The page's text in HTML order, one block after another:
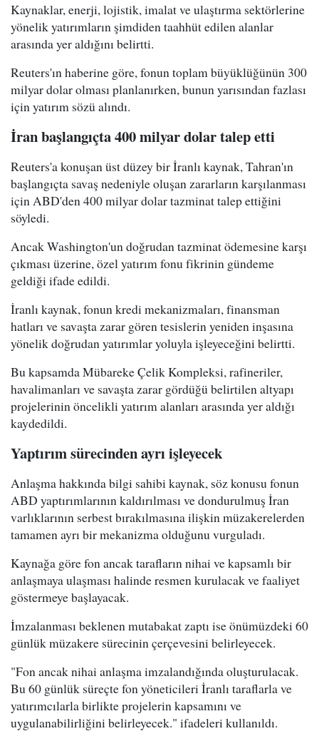
Kaynaklar, enerji, lojistik, imalat ve ulaştırma sektörlerine
yönelik yatırımların şimdiden taahhüt edilen alanlar
arasında yer aldığını belirtti.
Reuters'ın haberine göre, fonun toplam büyüklüğünün 300
milyar dolar olması planlanırken, bunun yarısından fazlası
için yatırım sözü alındı.
İran başlangıçta 400 milyar dolar talep etti
Reuters'a konuşan üst düzey bir İranlı kaynak, Tahran'ın
başlangıçta savaş nedeniyle oluşan zararların karşılanması
için ABD'den 400 milyar dolar tazminat talep ettiğini
söyledi.
Ancak Washington'un doğrudan tazminat ödemesine karşı
çıkması üzerine, özel yatırım fonu fikrinin gündeme
geldiği ifade edildi.
İranlı kaynak, fonun kredi mekanizmaları, finansman
hatları ve savaşta zarar gören tesislerin yeniden inşasına
yönelik doğrudan yatırımlar yoluyla işleyeceğini belirtti.
Bu kapsamda Mübareke Çelik Kompleksi, rafineriler,
havalimanları ve savaşta zarar gördüğü belirtilen altyapı
projelerinin öncelikli yatırım alanları arasında yer aldığı
kaydedildi.
Yaptırım sürecinden ayrı işleyecek
Anlaşma hakkında bilgi sahibi kaynak, söz konusu fonun
ABD yaptırımlarının kaldırılması ve dondurulmuş İran
varlıklarının serbest bırakılmasına ilişkin müzakerelerden
tamamen ayrı bir mekanizma olduğunu vurguladı.
Kaynağa göre fon ancak tarafların nihai ve kapsamlı bir
anlaşmaya ulaşması halinde resmen kurulacak ve faaliyet
göstermeye başlayacak.
İmzalanması beklenen mutabakat zaptı ise önümüzdeki 60
günlük müzakere sürecinin çerçevesini belirleyecek.
"Fon ancak nihai anlaşma imzalandığında oluşturulacak.
Bu 60 günlük süreçte fon yöneticileri İranlı taraflarla ve
yatırımcılarla birlikte projelerin kapsamını ve
uygulanabilirliğini belirleyecek." ifadeleri kullanıldı.